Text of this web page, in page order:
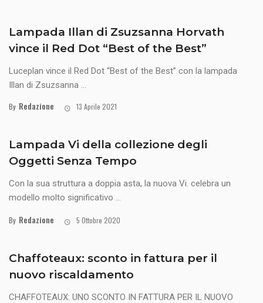
Lampada Illan di Zsuzsanna Horvath
vince il Red Dot “Best of the Best”
Luceplan vince il Red Dot “Best of the Best” con la lampada
Illan di Zsuzsanna ...
By Redazione 13 Aprile 2021
Lampada Vi della collezione degli
Oggetti Senza Tempo
Con la sua struttura a doppia asta, la nuova Vi. celebra un
modello molto significativo ...
By Redazione 5 Ottobre 2020
Chaffoteaux: sconto in fattura per il
nuovo riscaldamento
CHAFFOTEAUX: UNO SCONTO IN FATTURA PER IL NUOVO